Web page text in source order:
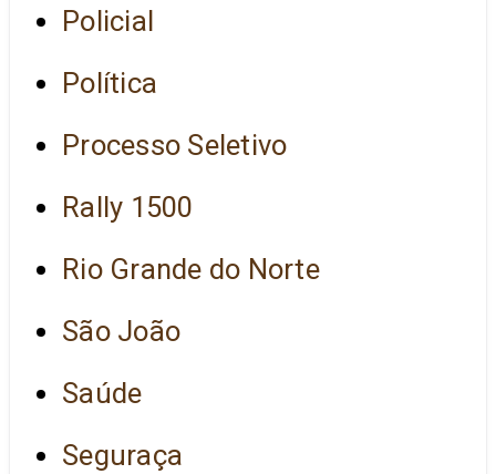
Policial
Política
Processo Seletivo
Rally 1500
Rio Grande do Norte
São João
Saúde
Seguraça